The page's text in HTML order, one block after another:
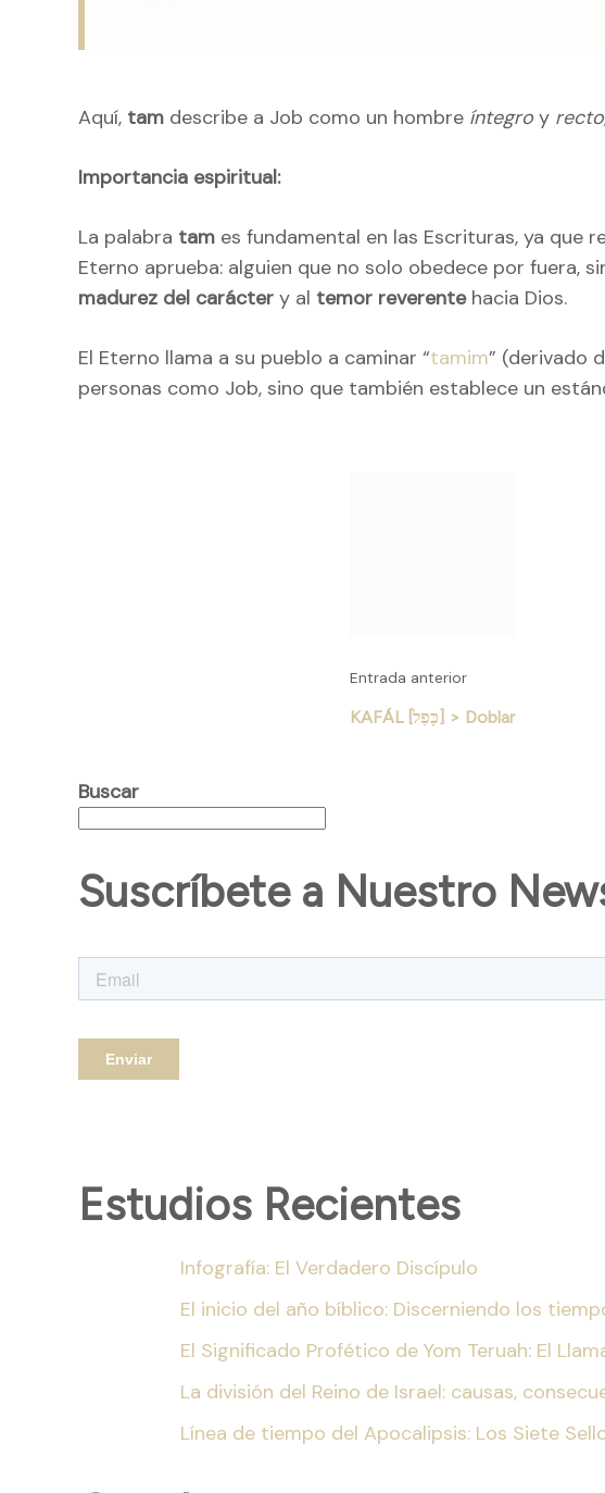
Aquí, tam describe a Job como un hombre íntegro y recto
Importancia espiritual:
La palabra tam es fundamental en las Escrituras, ya que
Eterno aprueba: alguien que no solo obedece por fuera,
madurez del carácter y al temor reverentehacia Dios.
El Eterno llama a su pueblo a caminar “tamim” (derivado
personas como Job, sino que también establece un
Entrada anterior
KAFÁL [כָּפַל] > Doblar
Buscar
Suscríbete a Nuestro
Estudios Recientes
Infografía: El Verdadero Discípulo
El inicio del año bíblico: Discerniendo los
El Significado Profético de Yom Teruah: El
La división del Reino de Israel: causas,
Línea de tiempo del Apocalipsis: Los Siete